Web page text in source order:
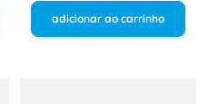
adicionar ao carrinho